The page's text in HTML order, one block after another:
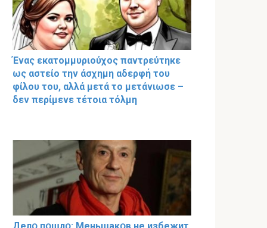
Ένας εκατομμυριούχος παντρεύτηκε
ως αστείο την άσχημη αδερφή του
φίλου του, αλλά μετά το μετάνιωσε –
δεν περίμενε τέτοια τόλμη